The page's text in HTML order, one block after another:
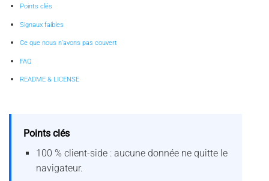
Points clés
Signaux faibles
Ce que nous n’avons pas couvert
FAQ
README & LICENSE
Points clés
100 % client-side : aucune donnée ne quitte le
navigateur.